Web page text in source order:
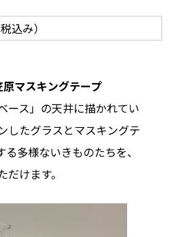
込み）
原マスキングテープ
ース」の天井に描かれてい
したグラスとマスキングテ
多様ないきものたちを、
けます。